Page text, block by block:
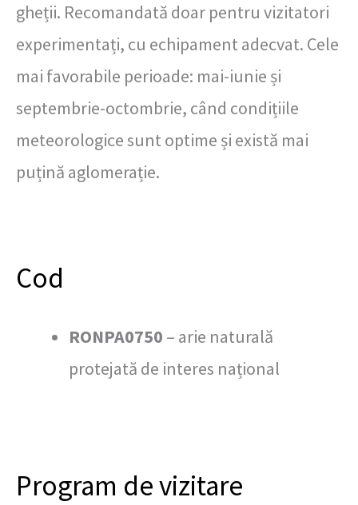
gheții. Recomandată doar pentru vizitatori
experimentați, cu echipament adecvat. Cele
mai favorabile perioade: mai-iunie și
septembrie-octombrie, când condițiile
meteorologice sunt optime și există mai
puțină aglomerație.
Cod
RONPA0750 – arie naturală
protejată de interes național
Program de vizitare